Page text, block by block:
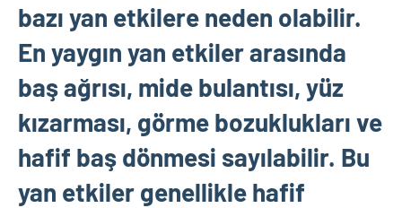
bazı yan etkilere neden olabilir.
En yaygın yan etkiler arasında
baş ağrısı, mide bulantısı, yüz
kızarması, görme bozuklukları ve
hafif baş dönmesi sayılabilir. Bu
yan etkiler genellikle hafif